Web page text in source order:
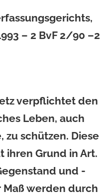
,
– 2 BvF 2/90 –2
verpflichtet den
Leben, auch
zu schützen. Diese
ihren Grund in Art.
und -
werden durch